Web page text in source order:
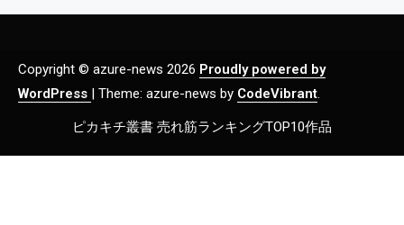
Copyright © azure-news 2026 Proudly powered by
WordPress | Theme: azure-news by CodeVibrant.
ピカキチ叢書 売れ筋ランキングTOP10作品